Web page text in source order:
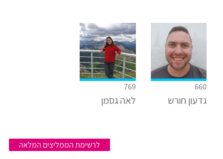
660
גדעון חורש
769
לאה גסמן
לרשימת הממליצים המלאה